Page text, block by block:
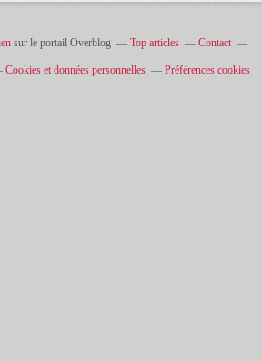
sur le portail Overblog Top articles Contact
Cookies et données personnelles Préférences cookies